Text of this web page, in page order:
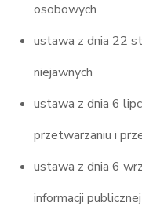
osobowych
ustawa z dnia 22
niejawnych
ustawa z dnia 6
przetwarzaniu i
ustawa z dnia 6
informacji publicznej